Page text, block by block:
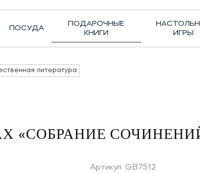
ПОСУДА
ПОДАРОЧНЫЕ
КНИГИ
ИГРЫ
литература
«СОБРАНИЕ
Артикул: GB7512